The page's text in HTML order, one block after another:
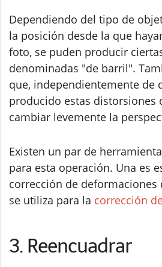
Dependiendo del tipo de
la posición desde la que
foto, se puden producir
denominadas "de barril".
que, independientemente de
producido estas distorsiones
cambiar levemente la
Existen un par de
para esta operación. Una es
corrección de deformaciones
se utiliza para la corrección
3. Reencuadrar